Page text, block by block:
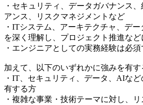
・セキュリティ、データガバナンス
アンス、リスクマネジメントなど
・ITシステム、アーキテクチャ、デ
を深く理解し、プロジェクト推進な
・エンジニアとしての実務経験は必
加えて、以下のいずれかに強みを有す
・IT、セキュリティ、データ、AIな
有する方
・複雑な事業・技術テーマに対し、